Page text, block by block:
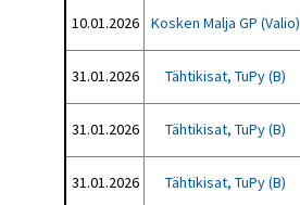
10.01.2026 Kosken Malja GP (Valio)
31.01.2026 Tähtikisat, TuPy (B)
31.01.2026 Tähtikisat, TuPy (B)
31.01.2026 Tähtikisat, TuPy (B)